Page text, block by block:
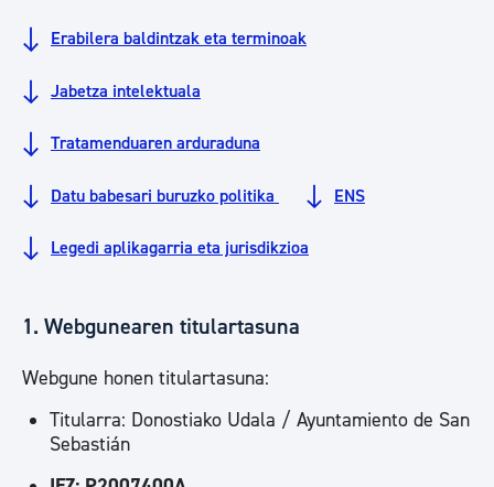
Erabilera baldintzak eta terminoak
Jabetza intelektuala
Tratamenduaren arduraduna
Datu babesari buruzko politika ENS
Legedi aplikagarria eta jurisdikzioa
1. Webgunearen titulartasuna
Webgune honen titulartasuna:
Titularra: Donostiako Udala / Ayuntamiento de San
Sebastián